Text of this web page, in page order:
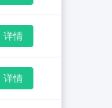
详情
详情